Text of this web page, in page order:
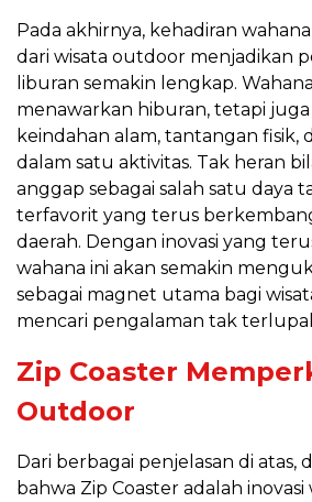
Pada akhirnya, kehadiran
dari wisata outdoor menjadikan
liburan semakin lengkap.
menawarkan hiburan, tetapi
keindahan alam, tantangan fisik,
dalam satu aktivitas. Tak heran
anggap sebagai salah satu daya
terfavorit yang terus
daerah. Dengan inovasi yang
wahana ini akan semakin
sebagai magnet utama bagi
mencari pengalaman tak
Zip Coaster
Outdoor
Dari berbagai penjelasan di atas,
bahwa Zip Coaster adalah